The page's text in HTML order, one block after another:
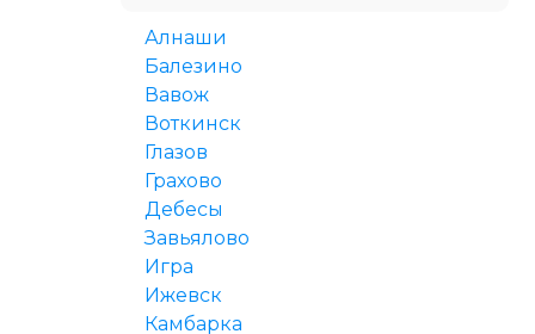
Алнаши
Балезино
Вавож
Воткинск
Глазов
Грахово
Дебесы
Завьялово
Игра
Ижевск
Камбарка